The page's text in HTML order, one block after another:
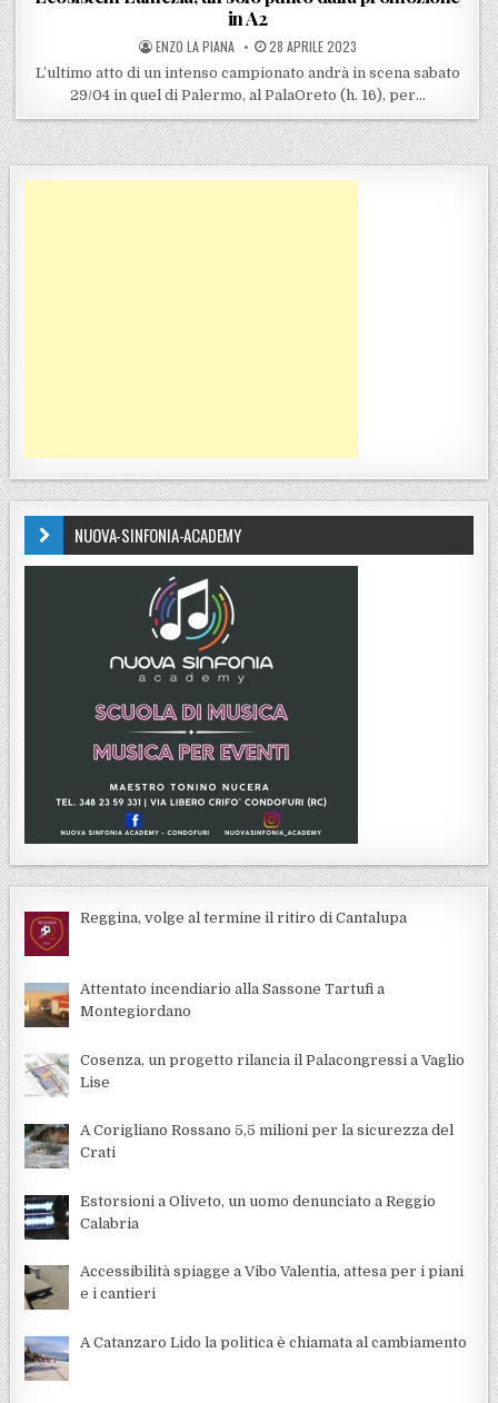
in A2
POSTED BY
ENZO LA PIANA POSTED ON
28 APRILE 2023
L’ultimo atto di un intenso campionato andrà in scena sabato
29/04 in quel di Palermo, al PalaOreto (h. 16), per…
NUOVA-SINFONIA-ACADEMY
Reggina, volge al termine il ritiro di Cantalupa
Attentato incendiario alla Sassone Tartufi a
Montegiordano
Cosenza, un progetto rilancia il Palacongressi a Vaglio
Lise
A Corigliano Rossano 5,5 milioni per la sicurezza del
Crati
Estorsioni a Oliveto, un uomo denunciato a Reggio
Calabria
Accessibilità spiagge a Vibo Valentia, attesa per i piani
e i cantieri
A Catanzaro Lido la politica è chiamata al cambiamento